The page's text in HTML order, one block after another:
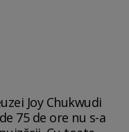
Joy Chukwudi
75 de ore nu s-a